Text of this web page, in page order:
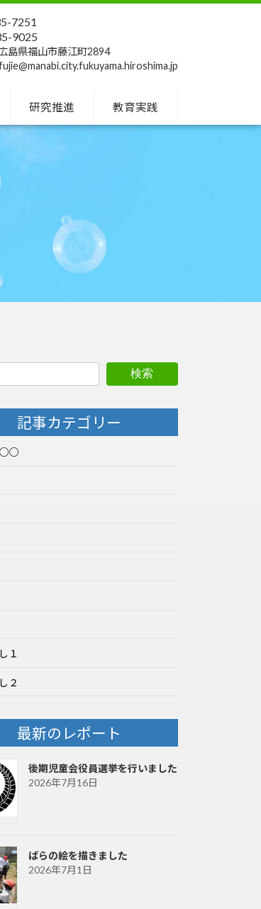
7251
9025
島県福山市藤江町2894
研究推進 教育実践
検索
記事カテゴリー
○○
１
２
最新のレポート
後期児童会役員選挙を行いました
2026年7月16日
ばらの絵を描きました
2026年7月1日